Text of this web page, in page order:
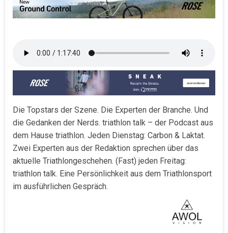
Die Topstars der Szene. Die Experten der Branche. Und
die Gedanken der Nerds. triathlon talk – der Podcast aus
dem Hause triathlon. Jeden Dienstag: Carbon & Laktat.
Zwei Experten aus der Redaktion sprechen über das
aktuelle Triathlongeschehen. (Fast) jeden Freitag:
triathlon talk. Eine Persönlichkeit aus dem Triathlonsport
im ausführlichen Gespräch.